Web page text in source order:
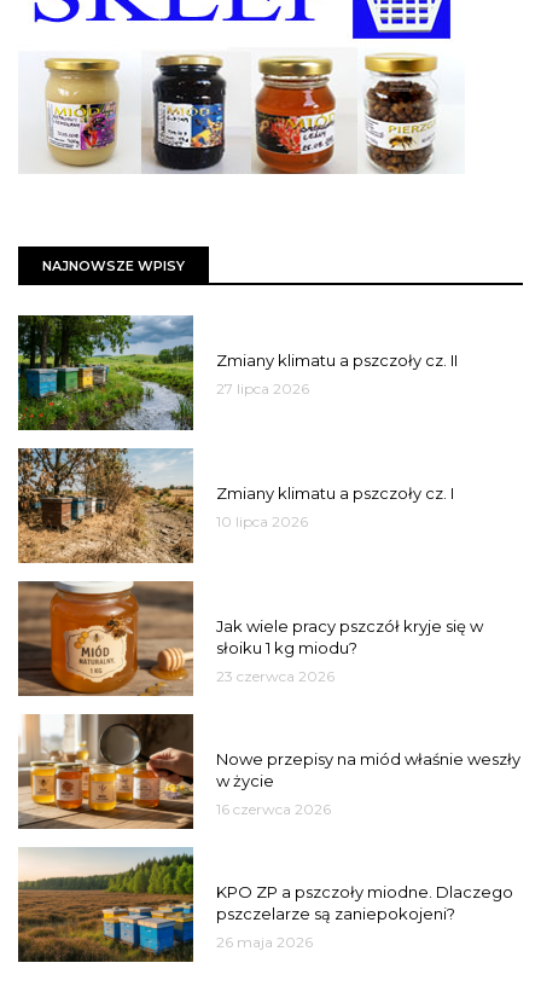
NAJNOWSZE WPISY
Zmiany klimatu a pszczoły cz. II
27 lipca 2026
Zmiany klimatu a pszczoły cz. I
10 lipca 2026
Jak wiele pracy pszczół kryje się w
słoiku 1 kg miodu?
23 czerwca 2026
Nowe przepisy na miód właśnie weszły
w życie
16 czerwca 2026
KPO ZP a pszczoły miodne. Dlaczego
pszczelarze są zaniepokojeni?
26 maja 2026